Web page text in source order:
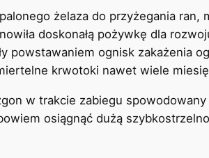
żelaza do przyżegania ran,
doskonałą pożywkę dla
powstawaniem ognisk zakażenia
krwotoki nawet wiele
w trakcie zabiegu spowodowany
osiągnąć dużą